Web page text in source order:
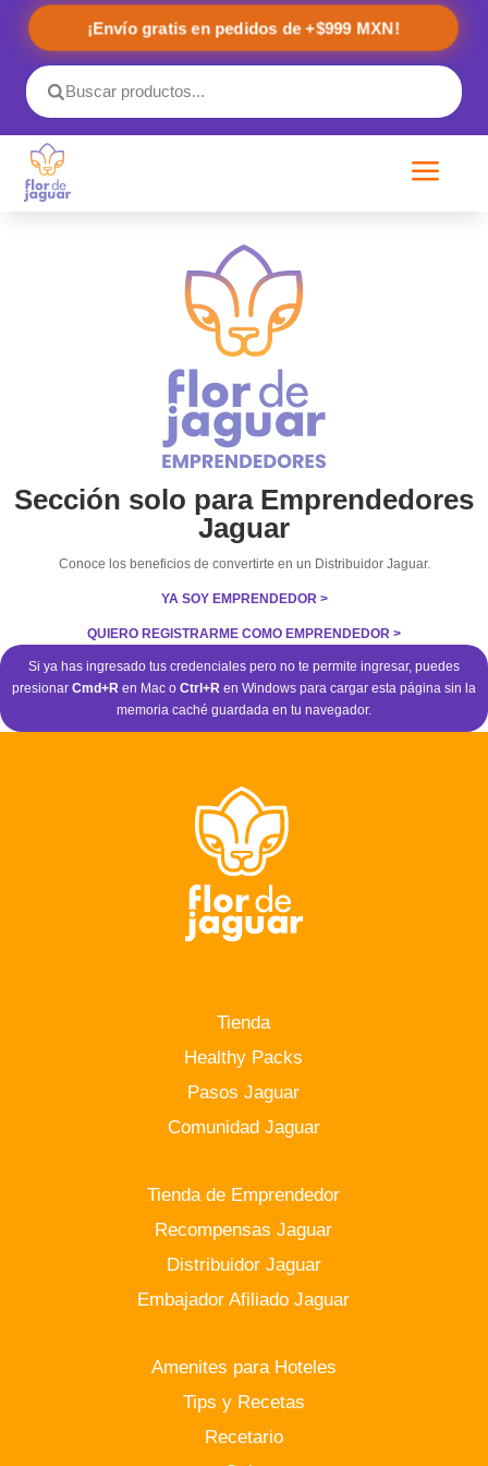
¡Envío gratis en pedidos de +$999 MXN!
a
Sección solo para Emprendedores
Jaguar
Conoce los beneficios de convertirte en un Distribuidor Jaguar.
YA SOY EMPRENDEDOR >
QUIERO REGISTRARME COMO EMPRENDEDOR >
Si ya has ingresado tus credenciales pero no te permite ingresar, puedes
presionar Cmd+R en Mac o Ctrl+R en Windows para cargar esta página sin la
memoria caché guardada en tu navegador.
Tienda
Healthy Packs
Pasos Jaguar
Comunidad Jaguar
Tienda de Emprendedor
Recompensas Jaguar
Distribuidor Jaguar
Embajador Afiliado Jaguar
Amenites para Hoteles
Tips y Recetas
Recetario